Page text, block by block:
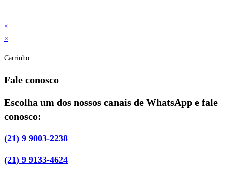
×
×
Carrinho
Fale conosco
Escolha um dos nossos canais de WhatsApp e fale
conosco:
(21) 9 9003-2238
(21) 9 9133-4624